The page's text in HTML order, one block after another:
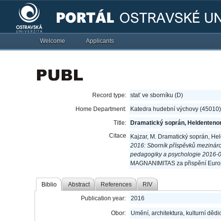
Welcome Applicants
Record type: stať ve sborníku (D)
Home Department:
Katedra hudební výchovy (45010)
Title:
Dramatický soprán,
Citace
Kajzar, M. Dramatický soprán,
2016: Sborník příspěvků
pedagogiky a psychologie 2016-
MAGNANIMITAS za přispění
Biblio Abstract References RIV
Publication year: 2016
Obor: Umění, architektura, kulturní